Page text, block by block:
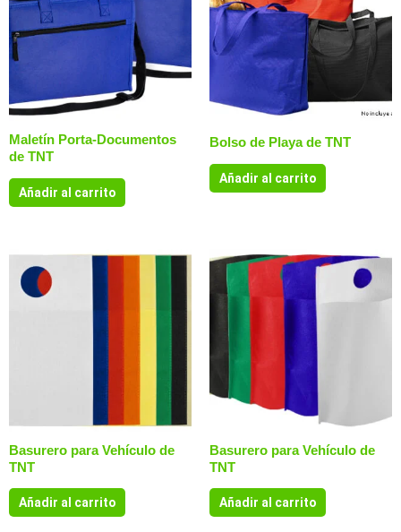
Maletín Porta-Documentos
de TNT
Añadir al carrito
Bolso de Playa de TNT
Añadir al carrito
Basurero para Vehículo de
TNT
Añadir al carrito
Basurero para Vehículo de
TNT
Añadir al carrito